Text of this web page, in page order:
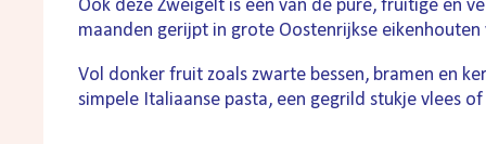
Ook deze Zweigelt is een van de pure, fruitige en
maanden gerijpt in grote Oostenrijkse
Vol donker fruit zoals zwarte bessen, bramen en
simpele Italiaanse pasta, een gegrild stukje vlees